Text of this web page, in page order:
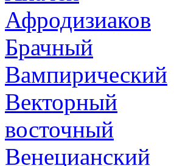
Афродизиаков
Брачный
Вампирический
Векторный
восточный
Венецианский